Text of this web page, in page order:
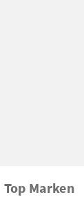
Top Marken